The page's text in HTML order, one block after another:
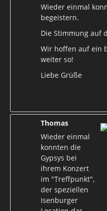
Wieder einmal
begeistern.
Die Stimmung auf
Wir hoffen auf ein
weiter so!
Liebe Grüße
Thomas
Wieder einmal
konnten die
Gypsys bei
ihrem Konzert
im "Treffpunkt",
der speziellen
Isenburger